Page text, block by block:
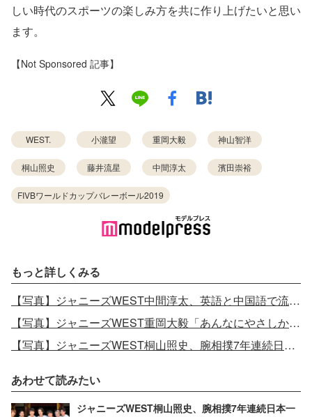
しい時代のスポーツの楽しみ方を共に作り上げたいと思い
ます。
【Not Sponsored 記事】
WEST. 小瀧望 重岡大毅 神山智洋
桐山照史 藤井流星 中間淳太 濱田崇裕
FIVBワールドカップバレーボール2019
もっと詳しくみる
【写真】ジャニーズWEST中間淳太、英語と中国語で流暢にトーク「こんなの惚れる」「カッコ良すぎ」と注目集まる
【写真】ジャニーズWEST重岡大毅「あんなにやさしかったのに」柳原可奈子と“けん怠期”？
【写真】ジャニーズWEST桐山照史、腕相撲7年連続日本一と対決
あわせて読みたい
ジャニーズWEST桐山照史、腕相撲7年連続日本一